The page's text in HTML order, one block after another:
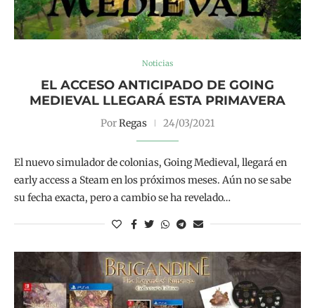
Noticias
EL ACCESO ANTICIPADO DE GOING
MEDIEVAL LLEGARÁ ESTA PRIMAVERA
PorRegas 24/03/2021
El nuevo simulador de colonias, Going Medieval, llegará en
early access a Steam en los próximos meses. Aún no se sabe
su fecha exacta, pero a cambio se ha revelado…